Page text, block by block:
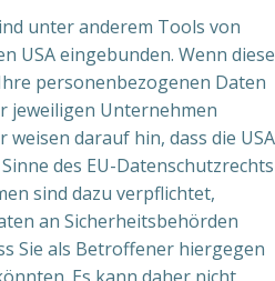
unter anderem Tools von
USA eingebunden. Wenn diese
personenbezogenen Daten
jeweiligen Unternehmen
darauf hin, dass die USA
des EU-Datenschutzrechts
sind dazu verpflichtet,
an Sicherheitsbehörden
Sie als Betroffener hiergegen